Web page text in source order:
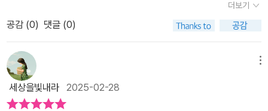
학습으로 피드백하면 핵심 개념을 보다 완벽히 정리 가능할 것으로
대비 TEST가 보입니다.수학 공부에서 개념을 이해하는 것만큼 중요
한 건 많은 문제를 풀어 보면서 적응력을 키우는 것도 필요하지요.이
부분은 교재 뒤쪽에 제공되고 있기 때문에 EXERCISES를 풀고 바
습니다.공식의 정리 뿐 아니라 공식이 만들어진 원리까지 학습할 수
있는 고등수학문제집 이예요. ​문제 풀이시 범
하기 쉬운 오류까지 꼼꼼하게 설명이 되어 있어서확실한 개념 정립이
가능하답니다.게다가 기본부터 심화까지 다양한 문제를 만나며 최고
의 학습 효과를 얻는을 수 있어요~ ​뿐만아니
라 기본 개념에 대한 설명이 끝나면공부한 개념을 적용할 수 있도록
가장 적절한 예가 제시되어 있어요.문제 풀이는 한가지 방법만 있는
의 개념과 원리를 쉽게 이해하도록 구성되어 있습니다. 스토리텔링
기법은 개념이 등장하게 된 계기와 개념의 전개 그리고 그 결과를도
출하기까지의 모든 과정을 논리적으로 보여주기 때문에 기본부터 차
근차근학습할 수 있도록 해주며 어려운 미적분에 한걸음 더 쉽게 다
가갈 수 있도록 해줍니다. 숨마쿰라우데 수학기본서 미적분내신.수
능 필수 개념서숨마쿰라우데 미적분 내신.수능 필수개념서는개념에
더보기
공감 (0) 댓글 (0)
세상을빛내라 2025-02-28